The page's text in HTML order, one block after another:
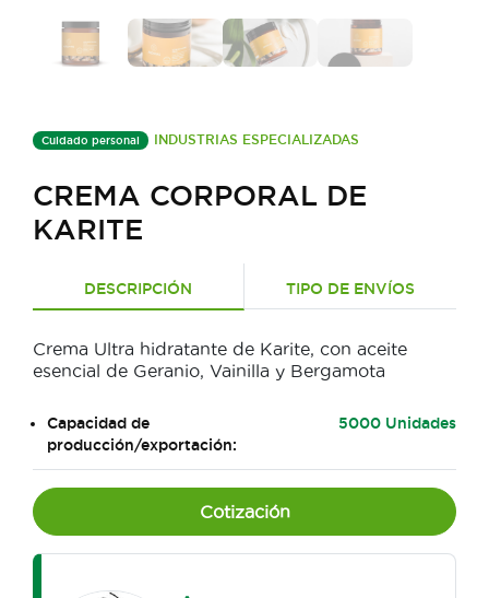
Cuidado personal INDUSTRIAS ESPECIALIZADAS
CREMA CORPORAL DE
KARITE
DESCRIPCIÓN TIPO DE ENVÍOS
Crema Ultra hidratante de Karite, con aceite
esencial de Geranio, Vainilla y Bergamota
Capacidad de
producción/exportación:
5000 Unidades
Cotización